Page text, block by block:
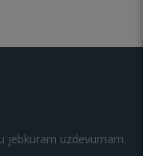
jebkuram uzdevumam.